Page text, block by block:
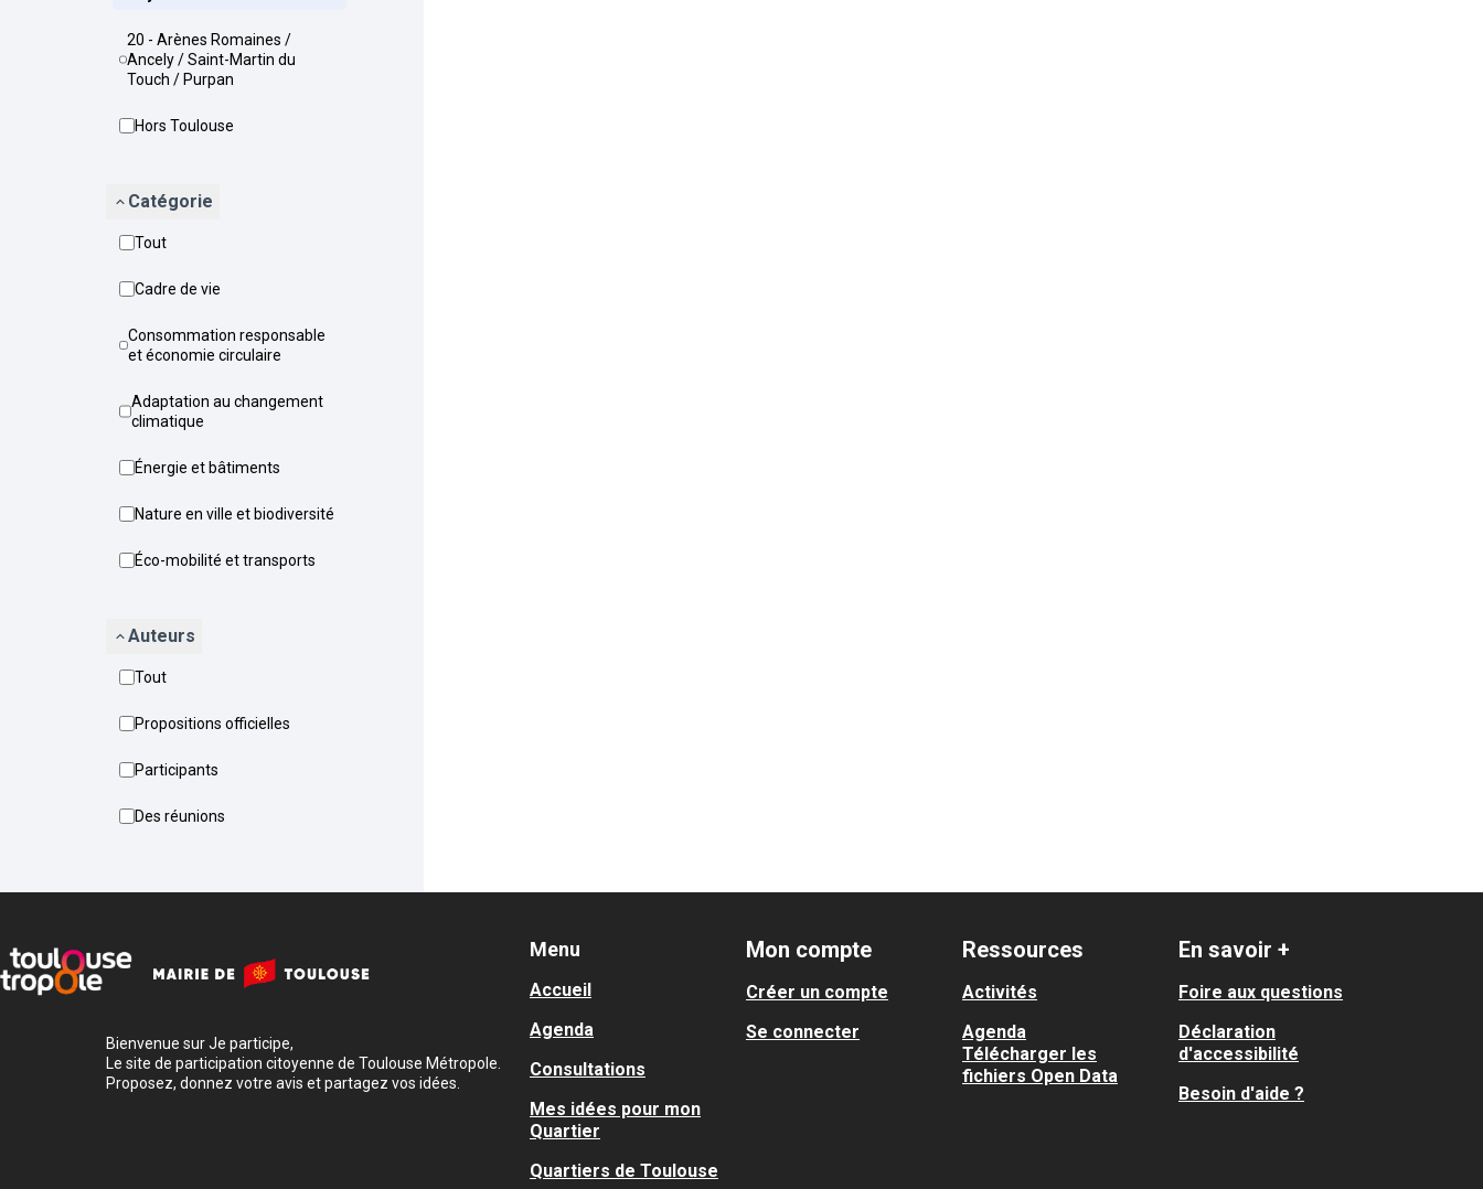
20 - Arènes Romaines /
Ancely / Saint-Martin du
Touch / Purpan
Hors Toulouse
Catégorie
Tout
Cadre de vie
Consommation responsable
et économie circulaire
Adaptation au changement
climatique
Énergie et bâtiments
Nature en ville et biodiversité
Éco-mobilité et transports
Auteurs
Tout
Propositions officielles
Participants
Des réunions
Bienvenue sur Je participe,
Le site de participation citoyenne de Toulouse Métropole.
Proposez, donnez votre avis et partagez vos idées.
Menu
Accueil
Agenda
Consultations
Mes idées pour mon
Quartier
Quartiers de Toulouse
Mon compte
Créer un compte
Se connecter
Ressources
Activités
Agenda
Télécharger les
fichiers Open Data
En savoir +
Foire aux questions
Déclaration
d'accessibilité
Besoin d'aide ?